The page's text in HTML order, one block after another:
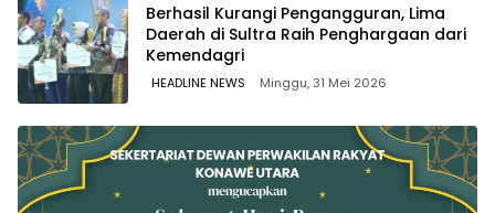
Berhasil Kurangi Pengangguran, Lima
Daerah di Sultra Raih Penghargaan dari
Kemendagri
HEADLINE NEWS Minggu, 31 Mei 2026